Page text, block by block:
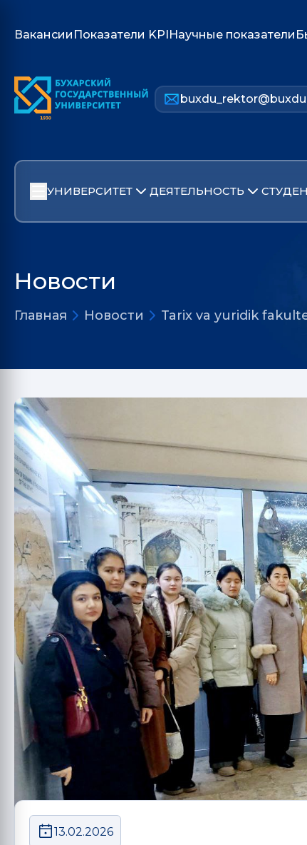
Вакансии Показатели KPIНаучные показатели
УНИВЕРСИТЕТ ДЕЯТЕЛЬНОСТЬ
Новости
Главная Новости Tarix va yuridik
13.02.2026